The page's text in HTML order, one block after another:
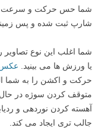
شما حس حرکت و سرعت
شارپ ثبت شده و پس
شما اغلب این نوع تصاویر
یا ورزش ها می بینید. عکس
حرکت و اکشن را به شما
متوقف کردن سوژه در
آهسته کردن نوردهی و
جالب تری ایجاد می کند.